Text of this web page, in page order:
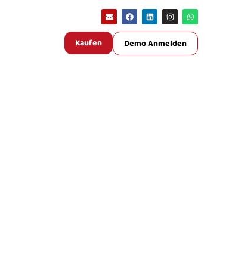
Kaufen Demo Anmelden